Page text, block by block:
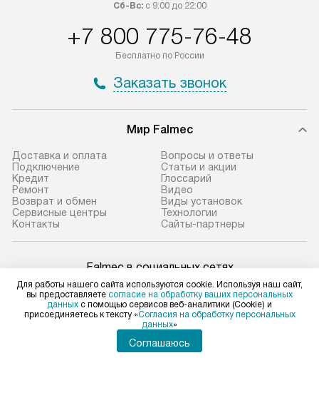
Сб-Вс:с 9:00 до 22:00
+7 800 775-76-48
Бесплатно по России
Заказать звонок
Мир Falmec
Доставка и оплата
Подключение
Кредит
Ремонт
Возврат и обмен
Сервисные центры
Контакты
Вопросы и ответы
Статьи и акции
Глоссарий
Видео
Виды установок
Технологии
Сайты-партнеры
Falmec в социальных сетях
Для физических лиц
shop@falmec-home.ru
Для юридических лиц
Для работы нашего сайта используются cookie. Используя наш сайт,
вы предоставляете согласие на обработку ваших персональных
данных с помощью сервисов веб-аналитики (Cookie) и
присоединяетесь к тексту «Согласия на обработку персональных
данных»
Соглашаюсь